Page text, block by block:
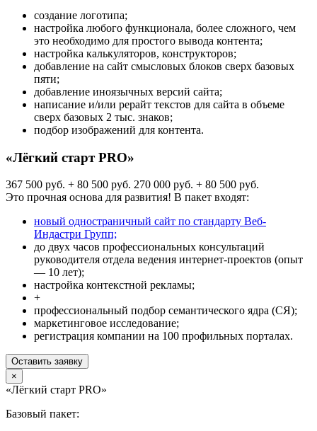
создание логотипа;
настройка любого функционала, более сложного, чем
это необходимо для простого вывода контента;
настройка калькуляторов, конструкторов;
добавление на сайт смысловых блоков сверх базовых
пяти;
добавление иноязычных версий сайта;
написание и/или рерайт текстов для сайта в объеме
сверх базовых 2 тыс. знаков;
подбор изображений для контента.
«Лёгкий старт PRO»
367 500 руб. + 80 500 руб. 270 000 руб. + 80 500 руб.
Это прочная основа для развития! В пакет входят:
новый одностраничный сайт по стандарту Веб-
Индастри Групп;
до двух часов профессиональных консультаций
руководителя отдела ведения интернет-проектов (опыт
— 10 лет);
настройка контекстной рекламы;
+
профессиональный подбор семантического ядра (СЯ);
маркетинговое исследование;
регистрация компании на 100 профильных порталах.
Оставить заявку
×
«Лёгкий старт PRO»
Базовый пакет: